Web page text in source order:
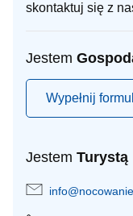
skontaktuj się z
Jestem
Wypełnij
Jestem Turystą